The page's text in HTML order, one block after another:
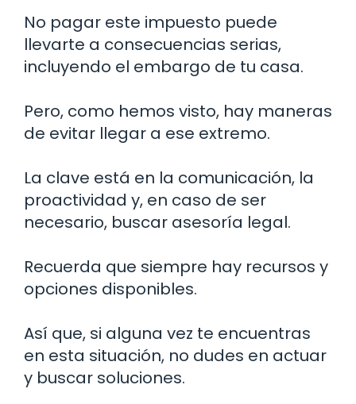
No pagar este impuesto puede
llevarte a consecuencias serias,
incluyendo el embargo de tu casa.
Pero, como hemos visto, hay maneras
de evitar llegar a ese extremo.
La clave está en la comunicación, la
proactividad y, en caso de ser
necesario, buscar asesoría legal.
Recuerda que siempre hay recursos y
opciones disponibles.
Así que, si alguna vez te encuentras
en esta situación, no dudes en actuar
y buscar soluciones.